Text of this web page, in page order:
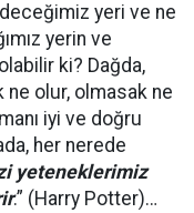
yeri ve ne
yerin ve
ki? Dağda,
ne olur, olmasak ne
iyi ve doğru
her nerede
yeteneklerimiz
.” (Harry Potter)…